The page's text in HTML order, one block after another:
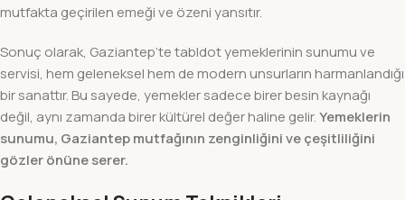
mutfakta geçirilen emeği ve özeni yansıtır.
Sonuç olarak, Gaziantep’te tabldot yemeklerinin sunumu ve
servisi, hem geleneksel hem de modern unsurların harmanlandığı
bir sanattır. Bu sayede, yemekler sadece birer besin kaynağı
değil, aynı zamanda birer kültürel değer haline gelir.Yemeklerin
sunumu, Gaziantep mutfağının zenginliğini ve çeşitliliğini
gözler önüne serer.